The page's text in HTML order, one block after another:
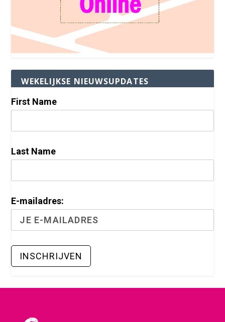
WEKELIJKSE NIEUWSUPDATES
First Name
Last Name
E-mailadres: